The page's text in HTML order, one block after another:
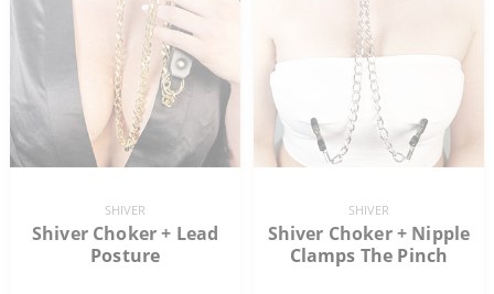
SHIVER
Shiver Choker + Lead
Posture
SHIVER
Shiver Choker + Nipple
Clamps The Pinch